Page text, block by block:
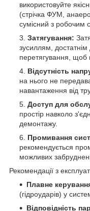
використовуйте
(стрічка ФУМ,
сумісний з робочим
Затягування:
зусиллям, достатнім
перетягування, щоб
Відсутність
на нього не
навантаження від
Доступ для
простір навколо
демонтажу.
Промивання
рекомендується
можливих
Рекомендації з
Плавне
(гідроударів) у
Відповідність